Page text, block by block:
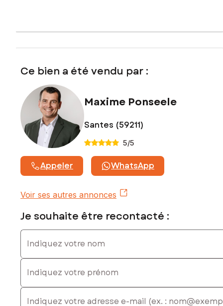
Ce bien a été vendu par :
Maxime Ponseele
Santes (59211)
5/5
Appeler WhatsApp
Voir ses autres annonces
Je souhaite être recontacté :
Indiquez votre nom
Indiquez votre prénom
E-mail